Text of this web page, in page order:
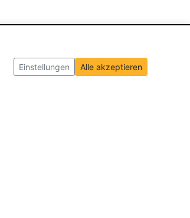
Einstellungen Alle akzeptieren